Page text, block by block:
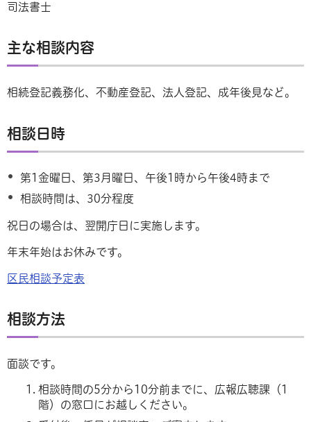
司法書士
主な相談内容
相続登記義務化、不動産登記、法人登記、成年後見など。
相談日時
第1金曜日、第3月曜日、午後1時から午後4時まで
相談時間は、30分程度
祝日の場合は、翌開庁日に実施します。
年末年始はお休みです。
区民相談予定表
相談方法
面談です。
相談時間の5分から10分前までに、広報広聴課（1
階）の窓口にお越しください。